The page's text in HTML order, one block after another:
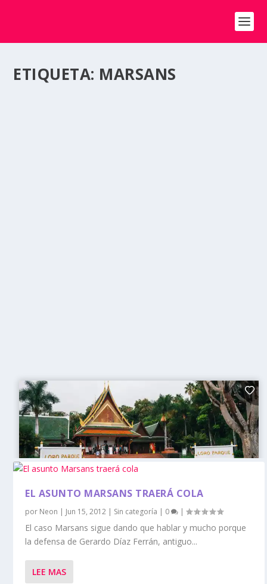
ETIQUETA: MARSANS
EL ASUNTO MARSANS TRAERÁ COLA
por Neon | Jun 15, 2012 | Sin categoría | 0 |
El caso Marsans sigue dando que hablar y mucho porque
la defensa de Gerardo Díaz Ferrán, antiguo...
LEE MAS